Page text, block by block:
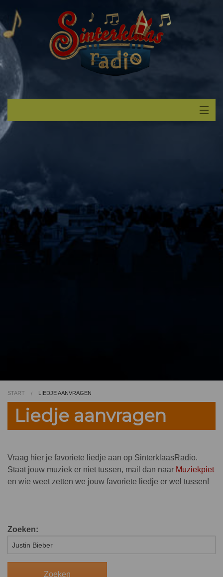
Verzoek
Video
Kleurplaat
START LIEDJE AANVRAGEN
Liedje aanvragen
Vraag hier je favoriete liedje aan op SinterklaasRadio.
Staat jouw muziek er niet tussen, mail dan naar Muziekpiet
en wie weet zetten we jouw favoriete liedje er wel tussen!
Zoeken: